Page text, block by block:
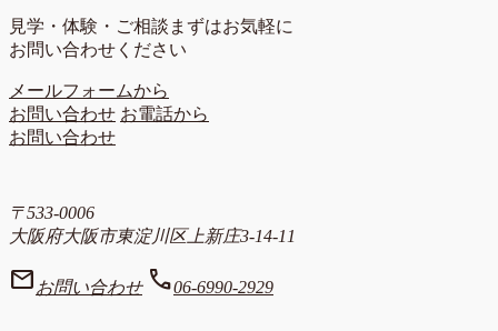
見学・体験・ご相談 まずはお気軽に
お問い合わせください
メールフォームから
お問い合わせ お電話から
お問い合わせ
〒533-0006
大阪府大阪市東淀川区上新庄3-14-11
mail お問い合わせ call06-6990-2929